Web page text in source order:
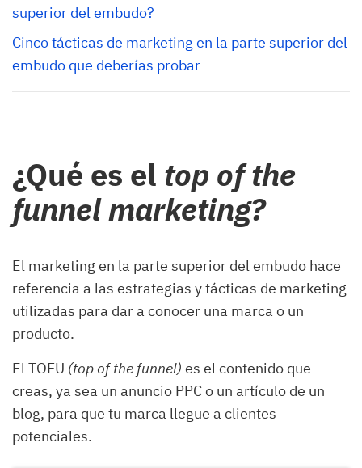
superior del embudo?
Cinco tácticas de marketing en la parte superior del
embudo que deberías probar
¿Qué es el top of the
funnel marketing?
El marketing en la parte superior del embudo hace
referencia a las estrategias y tácticas de marketing
utilizadas para dar a conocer una marca o un
producto.
El TOFU (top of the funnel) es el contenido que
creas, ya sea un anuncio PPC o un artículo de un
blog, para que tu marca llegue a clientes
potenciales.